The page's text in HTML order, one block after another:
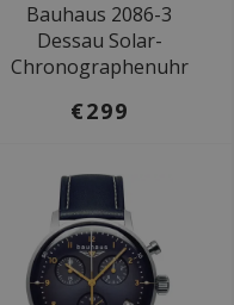
Bauhaus 2086-3
Dessau Solar-
Chronographenuhr
€299